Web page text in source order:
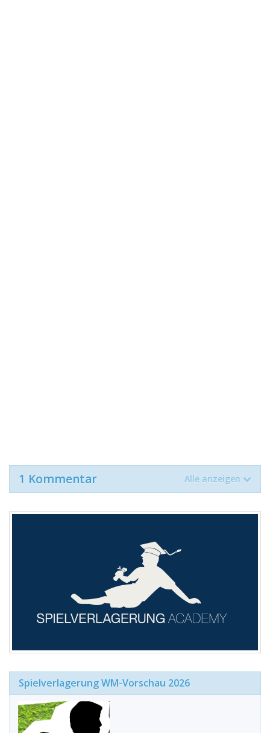
1 Kommentar Alle anzeigen
Spielverlagerung WM-Vorschau 2026